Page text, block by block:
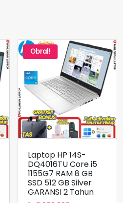
Obral!
Laptop HP 14S-
DQ4016TU Core i5
1155G7 RAM 8 GB
SSD 512 GB Silver
GARANSI 2 Tahun